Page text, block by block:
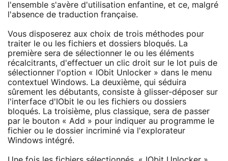
l'ensemble s'avère d'utilisation enfantine, et ce, malgré
l'absence de traduction française.
Vous disposerez aux choix de trois méthodes pour
traiter le ou les fichiers et dossiers bloqués. La
première sera de sélectionner le ou les éléments
récalcitrants, d'effectuer un clic droit sur le lot puis de
sélectionner l'option « IObit Unlocker » dans le menu
contextuel Windows. La deuxième, qui séduira
sûrement les débutants, consiste à glisser-déposer sur
l'interface d'IObit le ou les fichiers ou dossiers
bloqués. La troisième, plus classique, sera de passer
par le bouton « Add » pour indiquer au programme le
fichier ou le dossier incriminé via l'explorateur
Windows intégré.